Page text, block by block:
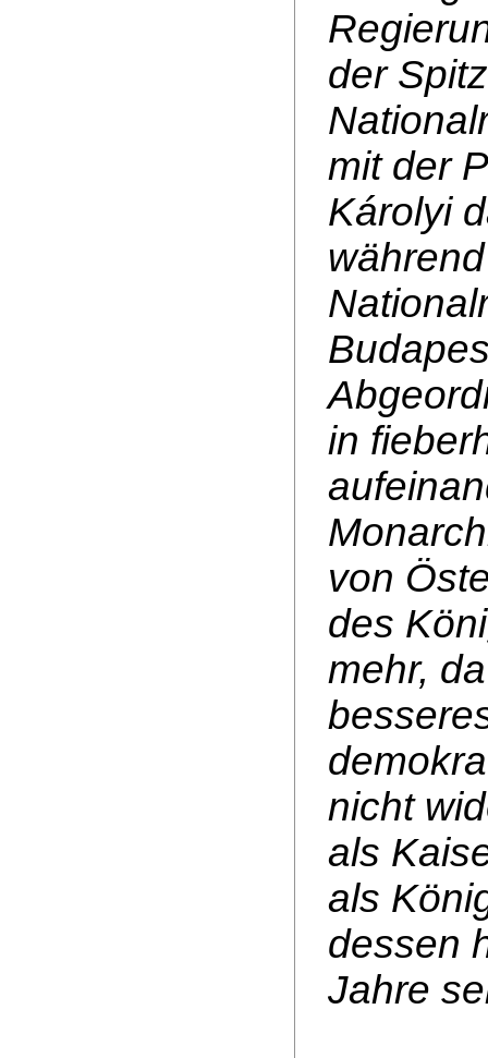
der
mit der
Károlyi
in
von
des
mehr,
nicht
als
als
dessen
Jahre